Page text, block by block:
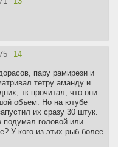
14
пару рамирези и
тетру аманду и
тк прочитал, что они
объем. Но на ютубе
их сразу 30 штук.
подумал головой или
У кого из этих рыб более